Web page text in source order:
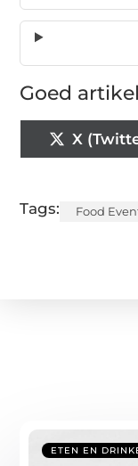
Goed
X
Tags: Food
ETEN EN